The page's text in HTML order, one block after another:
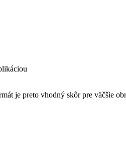
je preto vhodný skôr pre väčšie